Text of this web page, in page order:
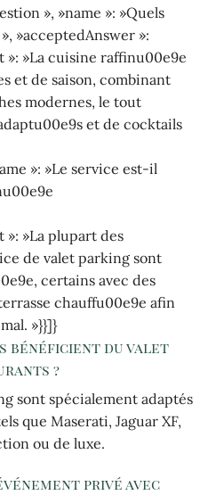
», »name »: »Quels
»acceptedAnswer »:
»: »La cuisine raffinu00e9e
et de saison, combinant
modernes, le tout
et de cocktails
»: »Le service est-il
»: »La plupart des
de valet parking sont
certains avec des
chauffu00e9e afin
»}}]}
bénéficient du valet
?
sont spécialement adaptés
que Maserati, Jaguar XF,
ou de luxe.
privé avec